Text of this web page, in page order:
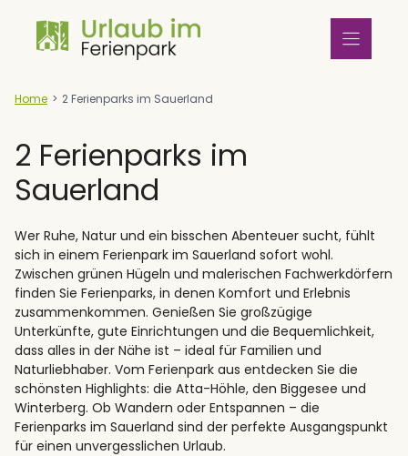
Inhalt
springen
Home > 2 Ferienparks im Sauerland
2 Ferienparks im
Sauerland
Wer Ruhe, Natur und ein bisschen Abenteuer sucht, fühlt
sich in einem Ferienpark im Sauerland sofort wohl.
Zwischen grünen Hügeln und malerischen Fachwerkdörfern
finden Sie Ferienparks, in denen Komfort und Erlebnis
zusammenkommen. Genießen Sie großzügige
Unterkünfte, gute Einrichtungen und die Bequemlichkeit,
dass alles in der Nähe ist – ideal für Familien und
Naturliebhaber. Vom Ferienpark aus entdecken Sie die
schönsten Highlights: die Atta-Höhle, den Biggesee und
Winterberg. Ob Wandern oder Entspannen – die
Ferienparks im Sauerland sind der perfekte Ausgangspunkt
für einen unvergesslichen Urlaub.